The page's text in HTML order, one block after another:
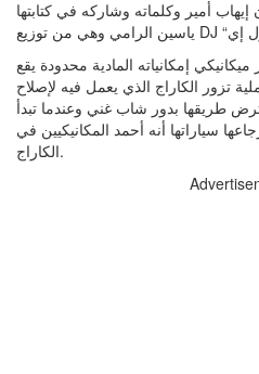
أمير وكلماته وشاركه في كتابتها
إمكانياته المادية محدودة يقع
تزور الكاراج الذي يعمل فيه لإصلاح
طريقها بدور شاب غني وعندما تبدأ
سياراتها أنه أحمد المكانيكيين في
الكاراج.